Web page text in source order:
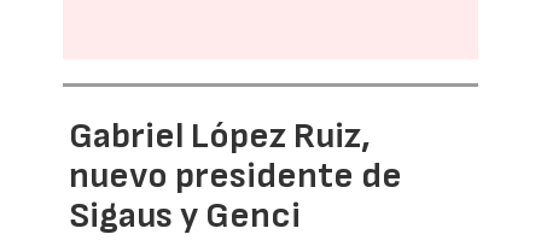
Gabriel López Ruiz,
nuevo presidente de
Sigaus y Genci